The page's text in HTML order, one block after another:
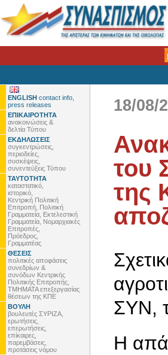
ENGLISH contact info,
press releases
ΕΠΙΚΑΙΡΟΤΗΤΑ
ανακοινώσεις &
δελτία Τύπου
ΕΚΔΗΛΩΣΕΙΣ
συγκεντρώσεις,
περιοδείες,
συσκέψεις,
συνεντεύξεις Τύπου
ΤΑΥΤΟΤΗΤΑ
καταστατικό,
ιστορικό,
Κεντρική Πολιτική
Επιτροπή, Πολιτική
Γραμματεία, Εκτελεστική
Γραμματεία, Νομαρχιακές
Επιτροπές,
Πρόεδρος,
Γραμματέας
ΘΕΣΕΙΣ
πολιτικές αποφάσεις
συνεδρίων &
συνόδων Κεντρικής
Πολιτικής Επιτροπής,
ΤΜΗΜΑΤΑ επεξεργασίας
θέσεων της ΚΠΕ
ΒΟΥΛΗ
βουλευτές ΣΥΡΙΖΑ,
ερωτήσεις,
επερωτήσεις,
επίκαιρες,
παρεμβάσεις,
προτάσεις νόμου
18/08/
του
της
ΣΥΝ,
Η